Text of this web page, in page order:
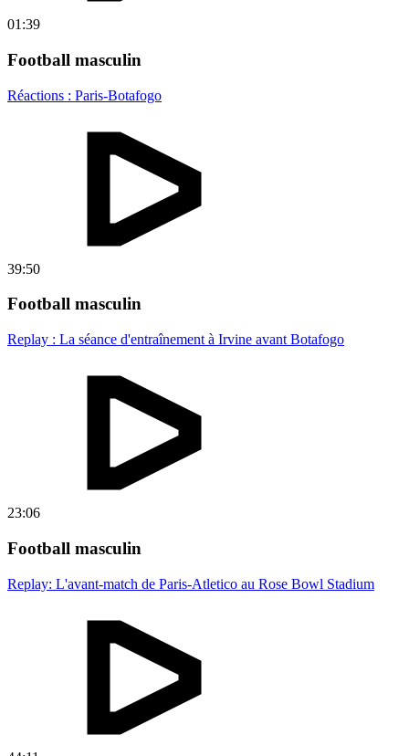
01:39
Football masculin
Réactions : Paris-Botafogo
39:50
Football masculin
Replay : La séance d'entraînement à Irvine avant Botafogo
23:06
Football masculin
Replay: L'avant-match de Paris-Atletico au Rose Bowl Stadium